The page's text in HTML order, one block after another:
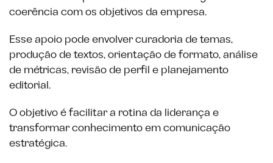
coerência com os objetivos da empresa.
Esse apoio pode envolver curadoria de temas,
produção de textos, orientação de formato, análise
de métricas, revisão de perfil e planejamento
editorial.
O objetivo é facilitar a rotina da liderança e
transformar conhecimento em comunicação
estratégica.